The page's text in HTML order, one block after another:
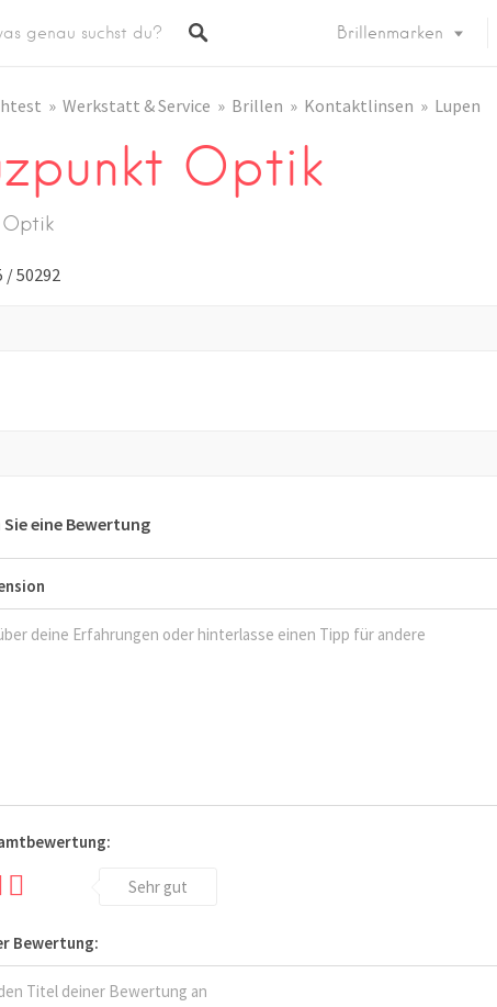
Brillenmarken
Werkstatt & Service Brillen Kontaktlinsen Lupen
Optik
Optik
/ 50292
eine Bewertung
Sehr gut
Bewertung: